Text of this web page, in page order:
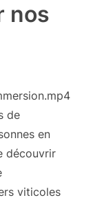
nos
de
en
découvrir
viticoles